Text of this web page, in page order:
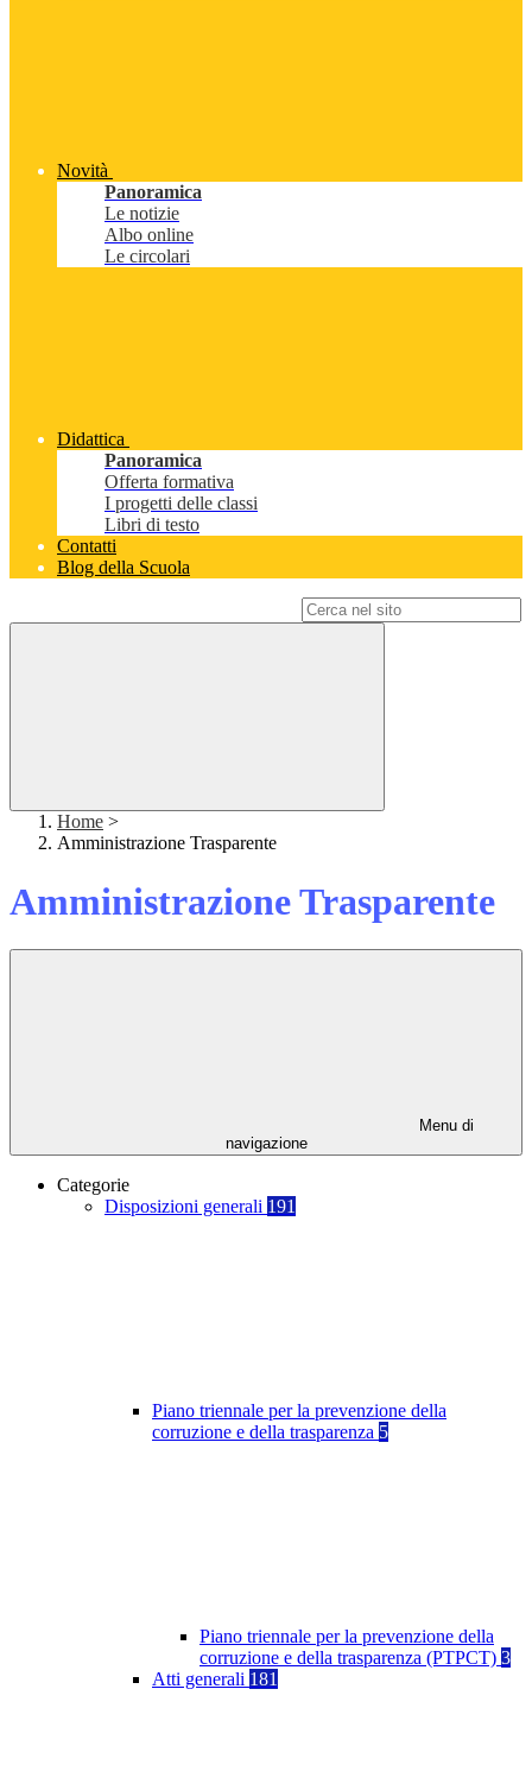
Novità
Panoramica
Le notizie
Albo online
Le circolari
Didattica
Panoramica
Offerta formativa
I progetti delle classi
Libri di testo
Contatti
Blog della Scuola
Home >
Amministrazione Trasparente
Amministrazione Trasparente
Menu di
navigazione
Categorie
Disposizioni generali 191
Piano triennale per la prevenzione della
corruzione e della trasparenza 5
Piano triennale per la prevenzione della
corruzione e della trasparenza (PTPCT) 3
Atti generali 181